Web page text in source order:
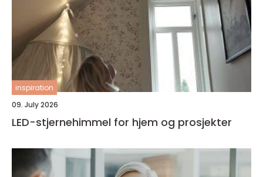
inspiration
09. July 2026
LED-stjernehimmel for hjem og prosjekter